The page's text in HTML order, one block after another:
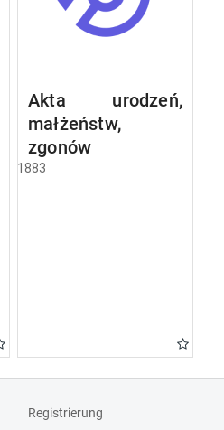
Akta urodzeń,
małżeństw,
zgonów
1883
Registrierung